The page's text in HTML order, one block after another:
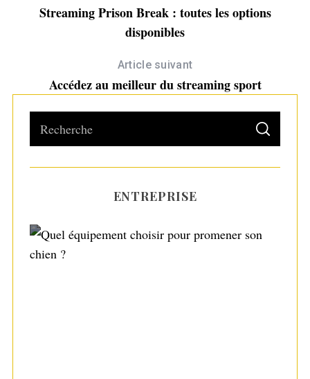
Streaming Prison Break : toutes les options
disponibles
Article suivant
Accédez au meilleur du streaming sport
f
o
S
A
C
ENTREPRISE